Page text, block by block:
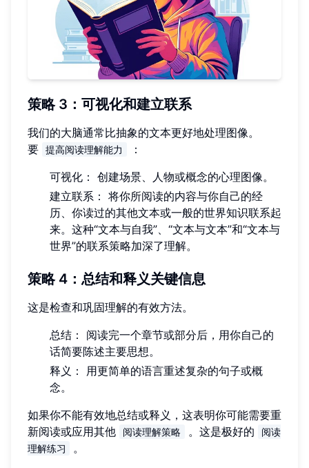
策略 3：可视化和建立联系
我们的大脑通常比抽象的文本更好地处理图像。
要
提高阅读理解能力
：
可视化： 创建场景、人物或概念的心理图像。
建立联系： 将你所阅读的内容与你自己的经
历、你读过的其他文本或一般的世界知识联系起
来。这种“文本与自我”、“文本与文本”和“文本与
世界”的联系策略加深了理解。
策略 4：总结和释义关键信息
这是检查和巩固理解的有效方法。
总结： 阅读完一个章节或部分后，用你自己的
话简要陈述主要思想。
释义： 用更简单的语言重述复杂的句子或概
念。
如果你不能有效地总结或释义，这表明你可能需要重
新阅读或应用其他
阅读理解策略 。这是极好的
阅读
理解练习
。